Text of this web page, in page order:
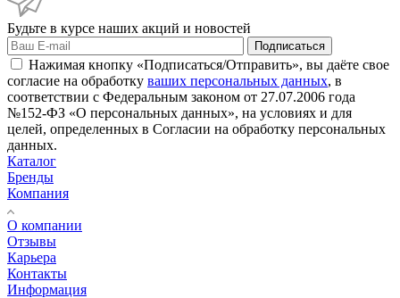
Будьте в курсе наших акций и новостей
Подписаться
Нажимая кнопку «Подписаться/Отправить», вы даёте свое
согласие на обработку ваших персональных данных, в
соответствии с Федеральным законом от 27.07.2006 года
№152-ФЗ «О персональных данных», на условиях и для
целей, определенных в Согласии на обработку персональных
данных.
Каталог
Бренды
Компания
О компании
Отзывы
Карьера
Контакты
Информация